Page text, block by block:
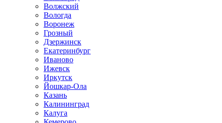
Волжский
Вологда
Воронеж
Грозный
Дзержинск
Екатеринбург
Иваново
Ижевск
Иркутск
Йошкар-Ола
Казань
Калининград
Калуга